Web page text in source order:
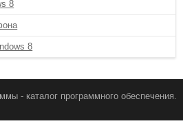
8
8
- каталог программного обеспечения.